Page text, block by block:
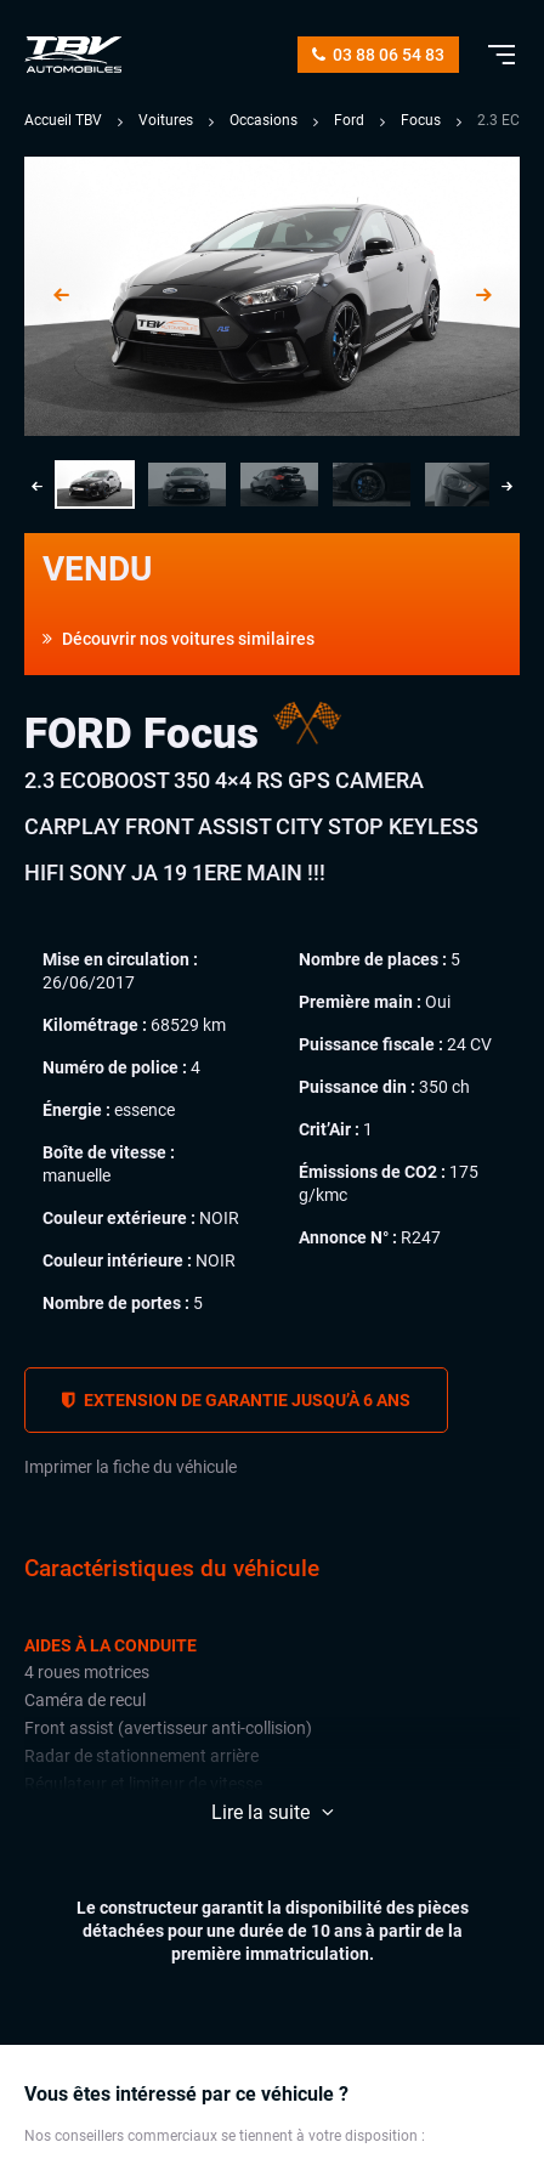
03 88 06 54 83
Accueil TBV Voitures Occasions Ford Focus 2.3
VENDU
Découvrir nos voitures similaires
FORD Focus
2.3 ECOBOOST 350 4×4 RS GPS CAMERA
CARPLAY FRONT ASSIST CITY STOP KEYLESS
HIFI SONY JA 19 1ERE MAIN !!!
Mise en circulation :
26/06/2017
Kilométrage : 68529 km
Numéro de police : 4
Énergie : essence
Boîte de vitesse :
manuelle
Couleur extérieure : NOIR
Couleur intérieure : NOIR
Nombre de portes : 5
Nombre de places : 5
Première main : Oui
Puissance fiscale : 24 CV
Puissance din : 350 ch
Crit’Air : 1
Émissions de CO2 : 175
g/kmc
Annonce N° : R247
EXTENSION DE GARANTIE JUSQU’À 6 ANS
Imprimer la fiche du véhicule
Vous êtes intéressé par ce véhicule ?
Nos conseillers commerciaux se tiennent à votre disposition :
Caractéristiques du véhicule
AIDES À LA CONDUITE
4 roues motrices
Caméra de recul
Front assist (avertisseur anti-collision)
Radar de stationnement arrière
Essuie-glaces automatiques
Feux automatiques
ÉLECTRONIQUE
Carplay (Apple carplay, Android auto, MirrorLink, système
embarqué)
Lire la suite
Le constructeur garantit la disponibilité des pièces
détachées pour une durée de 10 ans à partir de la
première immatriculation.